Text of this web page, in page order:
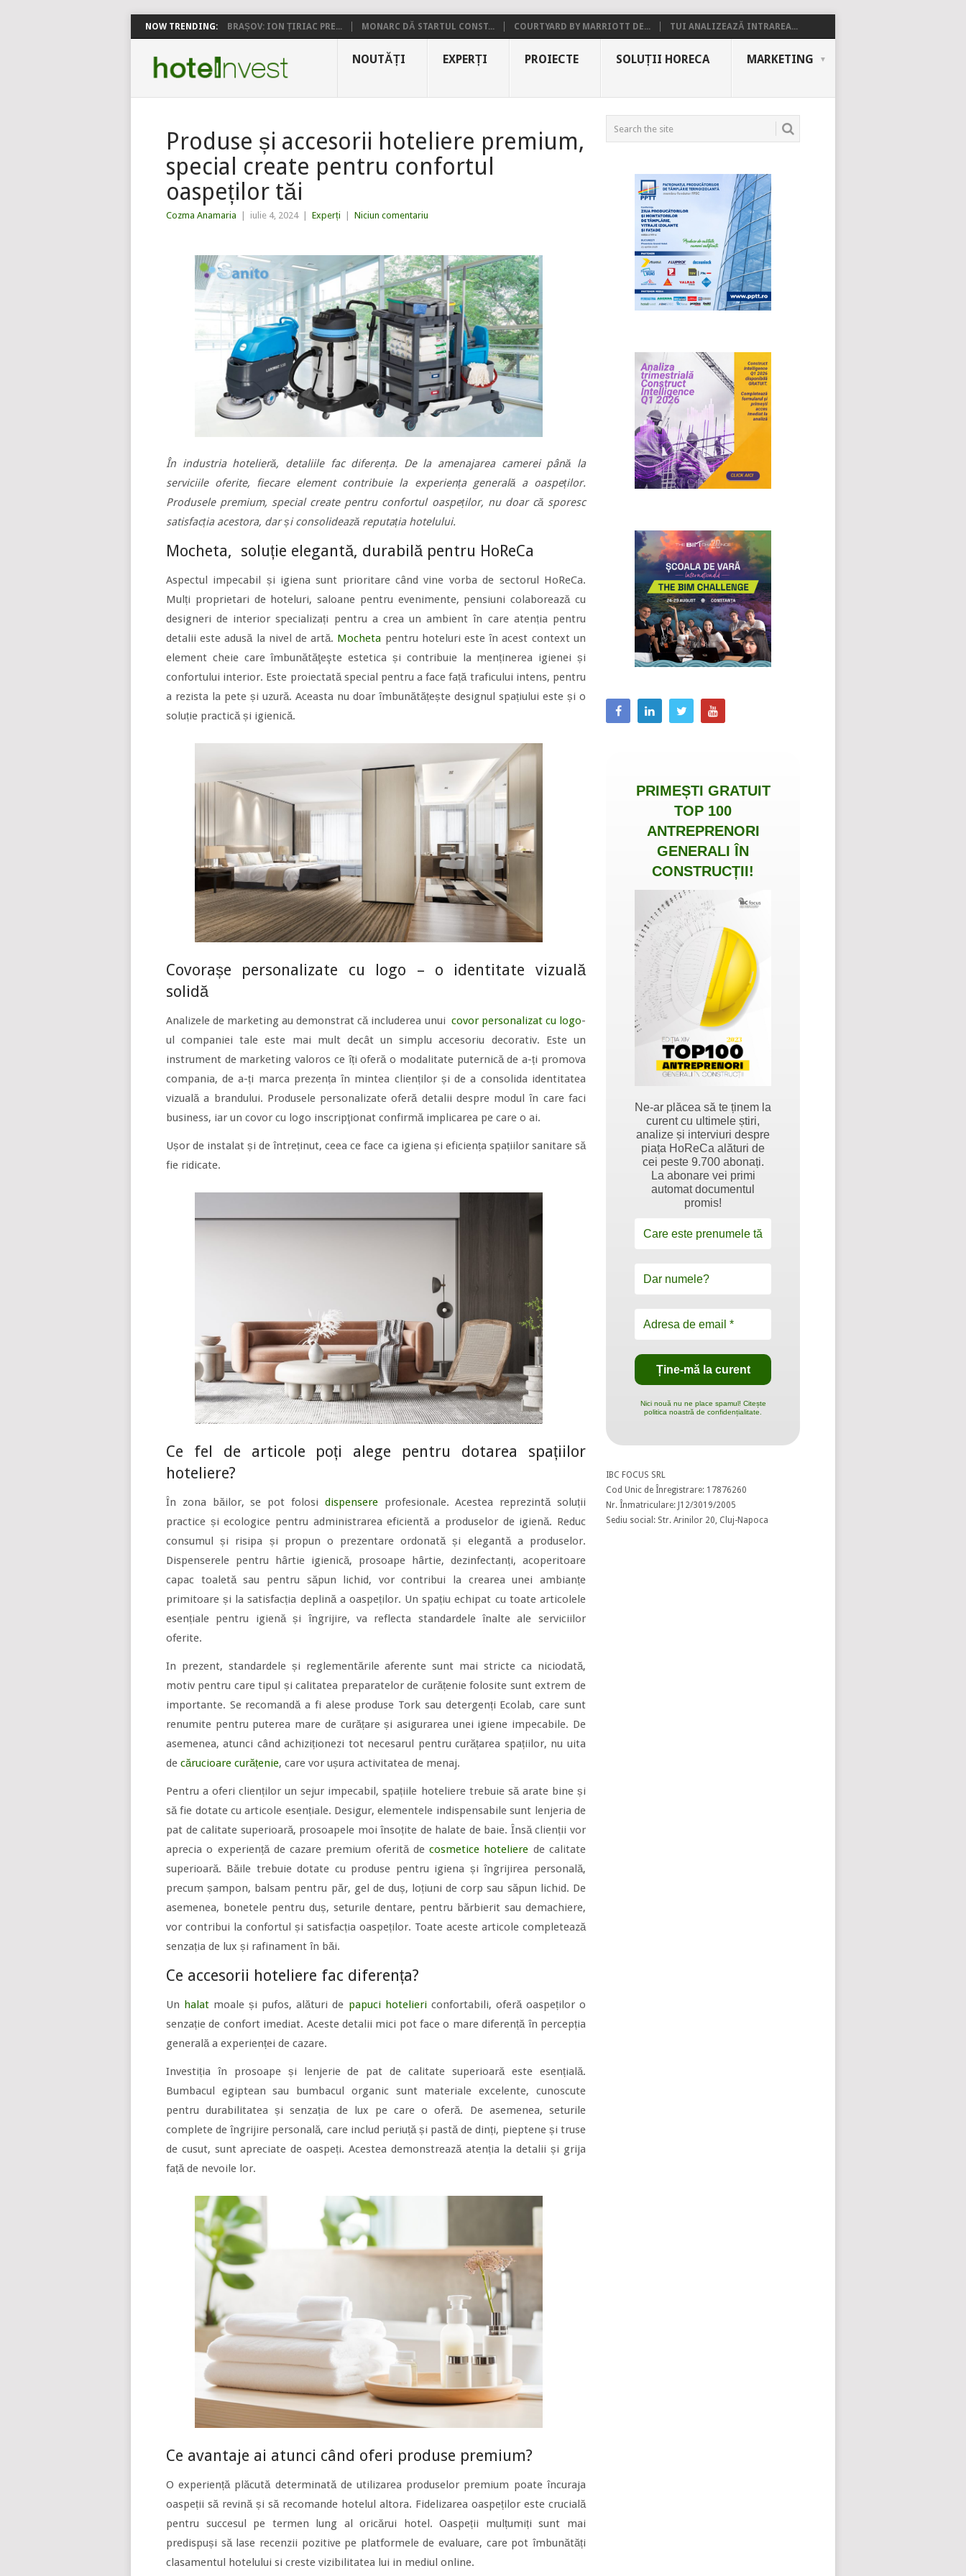
NOW TRENDING: BRAȘOV: ION ȚIRIAC PRE... MONARC DĂ STARTUL CONST... COURTYARD BY MARRIOTT DE... TUI ANALIZEAZĂ INTRAREA...
NOUTĂȚI EXPERȚI PROIECTE SOLUȚII HORECA MARKETING
Produse și accesorii hoteliere premium,
special create pentru confortul
oaspeților tăi
Cozma Anamaria iulie 4, 2024 Experți Niciun comentariu
În industria hotelieră, detaliile fac diferența. De la amenajarea camerei până la
serviciile oferite, fiecare element contribuie la experiența generală a oaspeților.
Produsele premium, special create pentru confortul oaspeților, nu doar că sporesc
satisfacția acestora, dar și consolidează reputația hotelului.
Mocheta, soluție elegantă, durabilă pentru HoReCa
Aspectul impecabil și igiena sunt prioritare când vine vorba de sectorul HoReCa.
Mulți proprietari de hoteluri, saloane pentru evenimente, pensiuni colaborează cu
designeri de interior specializați pentru a crea un ambient în care atenția pentru
detalii este adusă la nivel de artă. Mocheta pentru hoteluri este în acest context un
element cheie care îmbunătăţeşte estetica și contribuie la menținerea igienei și
confortului interior. Este proiectată special pentru a face față traficului intens, pentru
a rezista la pete și uzură. Aceasta nu doar îmbunătățește designul spațiului este și o
soluție practică și igienică.
Covorașe personalizate cu logo – o identitate vizuală
solidă
Analizele de marketing au demonstrat că includerea unui covor personalizat cu logo-
ul companiei tale este mai mult decât un simplu accesoriu decorativ. Este un
instrument de marketing valoros ce îți oferă o modalitate puternică de a-ți promova
compania, de a-ți marca prezența în mintea clienților și de a consolida identitatea
vizuală a brandului. Produsele personalizate oferă detalii despre modul în care faci
business, iar un covor cu logo inscripţionat confirmă implicarea pe care o ai.
Ușor de instalat și de întreținut, ceea ce face ca igiena și eficiența spațiilor sanitare să
fie ridicate.
Ce fel de articole poți alege pentru dotarea spațiilor
hoteliere?
În zona băilor, se pot folosi dispensereprofesionale. Acestea reprezintă soluții
practice și ecologice pentru administrarea eficientă a produselor de igienă. Reduc
consumul și risipa și propun o prezentare ordonată și elegantă a produselor.
Dispenserele pentru hârtie igienică, prosoape hârtie, dezinfectanți, acoperitoare
capac toaletă sau pentru săpun lichid, vor contribui la crearea unei ambianțe
primitoare și la satisfacția deplină a oaspeților. Un spațiu echipat cu toate articolele
esențiale pentru igienă și îngrijire, va reflecta standardele înalte ale serviciilor
oferite.
In prezent, standardele și reglementările aferente sunt mai stricte ca niciodată,
motiv pentru care tipul și calitatea preparatelor de curățenie folosite sunt extrem de
importante. Se recomandă a fi alese produse Tork sau detergenți Ecolab, care sunt
renumite pentru puterea mare de curățare și asigurarea unei igiene impecabile. De
asemenea, atunci când achiziționezi tot necesarul pentru curățarea spațiilor, nu uita
de cărucioare curățenie, care vor ușura activitatea de menaj.
Pentru a oferi clienților un sejur impecabil, spațiile hoteliere trebuie să arate bine și
să fie dotate cu articole esențiale. Desigur, elementele indispensabile sunt lenjeria de
pat de calitate superioară, prosoapele moi însoțite de halate de baie. Însă clienții vor
aprecia o experiență de cazare premium oferită decosmetice hoteliere de calitate
superioară. Băile trebuie dotate cu produse pentru igiena și îngrijirea personală,
precum șampon, balsam pentru păr, gel de duș, loțiuni de corp sau săpun lichid. De
asemenea, bonetele pentru duș, seturile dentare, pentru bărbierit sau demachiere,
vor contribui la confortul și satisfacția oaspeților. Toate aceste articole completează
senzația de lux și rafinament în băi.
Ce accesorii hoteliere fac diferența?
Un halat moale și pufos, alături de papuci hoteliericonfortabili, oferă oaspeților o
senzație de confort imediat. Aceste detalii mici pot face o mare diferență în percepția
generală a experienței de cazare.
Investiția în prosoape și lenjerie de pat de calitate superioară este esențială.
Bumbacul egiptean sau bumbacul organic sunt materiale excelente, cunoscute
pentru durabilitatea și senzația de lux pe care o oferă. De asemenea, seturile
complete de îngrijire personală, care includ periuță și pastă de dinți, pieptene și truse
de cusut, sunt apreciate de oaspeți. Acestea demonstrează atenția la detalii și grija
față de nevoile lor.
Ce avantaje ai atunci când oferi produse premium?
O experiență plăcută determinată de utilizarea produselor premium poate încuraja
oaspeții să revină și să recomande hotelul altora. Fidelizarea oaspeților este crucială
pentru succesul pe termen lung al oricărui hotel. Oaspeții mulțumiți sunt mai
predispuși să lase recenzii pozitive pe platformele de evaluare, care pot îmbunătăți
clasamentul hotelului si creste vizibilitatea lui in mediul online.
PRIMEȘTI GRATUIT
TOP 100
ANTREPRENORI
GENERALI ÎN
CONSTRUCȚII!
Ne-ar plăcea să te ținem la
curent cu ultimele știri,
analize și interviuri despre
piața HoReCa alături de
cei peste 9.700 abonați.
La abonare vei primi
automat documentul
promis!
Nici nouă nu ne place spamul! Citește
politica noastră de confidențialitate.
IBC FOCUS SRL
Cod Unic de Înregistrare: 17876260
Nr. Înmatriculare: J12/3019/2005
Sediu social: Str. Arinilor 20, Cluj-Napoca